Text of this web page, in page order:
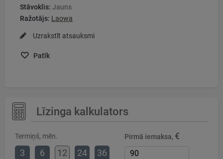
Stāvoklis: Jauns
Ražotājs: Laowa
Uzrakstīt atsauksmi
Patīk
Līzinga kalkulators
Termiņš, mēn.
3 6 12 24 36
Pirmā iemaksa, €